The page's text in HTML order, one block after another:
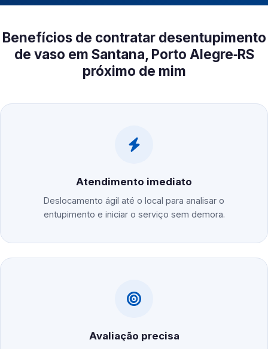
Benefícios de contratar desentupimento
de vaso em Santana, Porto Alegre‑RS
próximo de mim
Atendimento imediato
Deslocamento ágil até o local para analisar o
entupimento e iniciar o serviço sem demora.
Avaliação precisa